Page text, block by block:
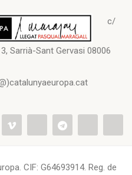
c/
Sarrià-Sant Gervasi 08006
CIF: G64693914. Reg. de